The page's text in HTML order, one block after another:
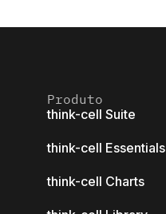
Produto
think-cell Suite
think-cell Essentials
think-cell Charts